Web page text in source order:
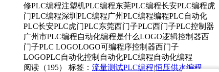
修PLC编程注塑机PLC编程东莞PLC编程长安PLC编程虎
门PLC编程深圳PLC编程广州PLC编程编程PLC自动化
PLC长安PLC虎门PLC东莞西门子PLC西门子PLC控制器
广州市PLC编程自动化编程是什么LOGO逻辑控制器西
门子PLC LOGOLOGO可编程序控制器西门子
LOGOPLC自动化控制自动化PLC编程自动化编程
阅读（195） 标签： 流量测试PLC编程|恒压供水编程